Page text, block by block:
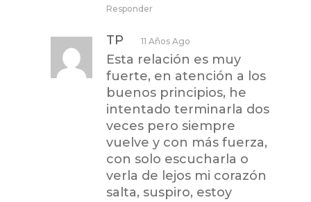
Responder
TP 11 Años Ago
Esta relación es muy
fuerte, en atención a los
buenos principios, he
intentado terminarla dos
veces pero siempre
vuelve y con más fuerza,
con solo escucharla o
verla de lejos mi corazón
salta, suspiro, estoy